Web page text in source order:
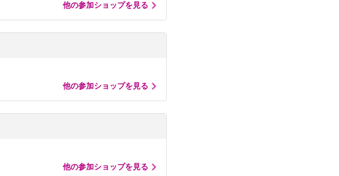
他の参加ショップを見る
他の参加ショップを見る
他の参加ショップを見る